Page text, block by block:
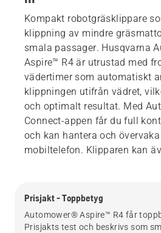
Kompakt robotgräsklippare
klippning av mindre
smala passager. Husqvarna
Aspire™ R4 är utrustad med
vädertimer som automatiskt
klippningen utifrån vädret,
och optimalt resultat. Med
Connect-appen får du full
och kan hantera och
mobiltelefon. Klipparen kan
dra nytta av IFTTT-rutiner.
av den kompakta designen,
Aspire™-krokarna.
Prisjakt - Toppbetyg
Automower® Aspire™ R4 får
Prisjakts test och beskrivs som